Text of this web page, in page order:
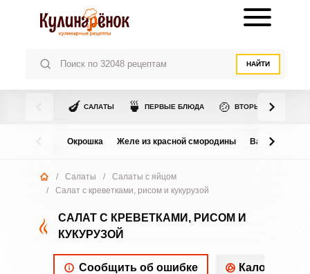
НАЙТИ
🍆 САЛАТЫ 🍵 ПЕРВЫЕ БЛЮДА 🍲 ВТОРЫЕ БЛЮДА
Окрошка Желе из красной смородины Варенье из
/ Салаты /
Салаты с яйцом
/
Салат с креветками, рисом и кукурузой
САЛАТ С КРЕВЕТКАМИ, РИСОМ И
КУКУРУЗОЙ
Сообщить об ошибке